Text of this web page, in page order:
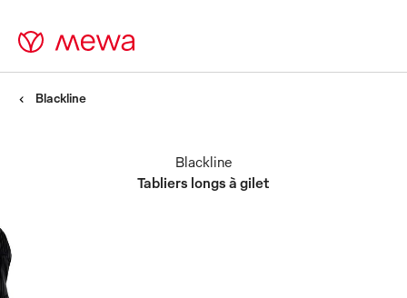
Blackline
Tabliers longs à gilet
Blackline